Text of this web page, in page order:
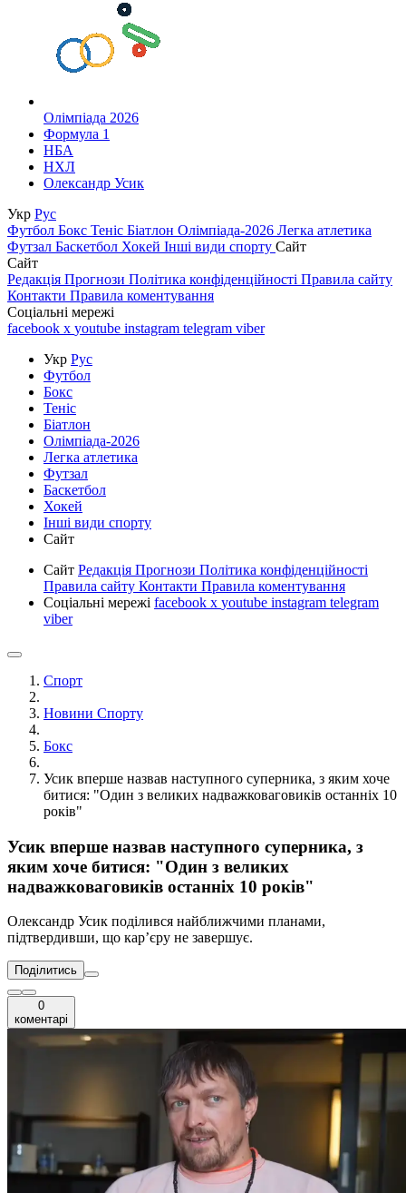
Олімпіада 2026
Формула 1
НБА
НХЛ
Олександр Усик
Укр Рус
Футбол Бокс Теніс Біатлон Олімпіада-2026 Легка атлетика
Футзал Баскетбол Хокей Інші види спорту Сайт
Сайт
Редакція Прогнози Політика конфіденційності Правила сайту
Контакти Правила коментування
Соціальні мережі
facebook x youtube instagram telegram viber
Укр Рус
Футбол
Бокс
Теніс
Біатлон
Олімпіада-2026
Легка атлетика
Футзал
Баскетбол
Хокей
Інші види спорту
Сайт
Сайт Редакція Прогнози Політика конфіденційності
Правила сайту Контакти Правила коментування
Соціальні мережі facebook x youtube instagram telegram
viber
Спорт
Новини Спорту
Бокс
Усик вперше назвав наступного суперника, з яким хоче
битися: "Один з великих надважковаговиків останніх 10
років"
Усик вперше назвав наступного суперника, з
яким хоче битися: "Один з великих
надважковаговиків останніх 10 років"
Олександр Усик поділився найближчими планами,
підтвердивши, що кар’єру не завершує.
Поділитись
0
коментарі